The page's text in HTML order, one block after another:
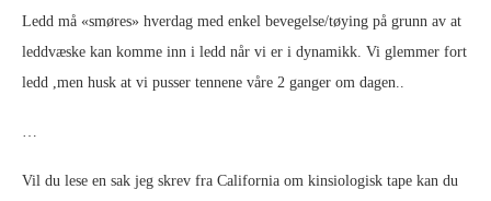
Ledd må «smøres» hverdag med enkel bevegelse/tøying på grunn av at
leddvæske kan komme inn i ledd når vi er i dynamikk. Vi glemmer fort
ledd ,men husk at vi pusser tennene våre 2 ganger om dagen..
Vil du lese en sak jeg skrev fra California om kinsiologisk tape kan du